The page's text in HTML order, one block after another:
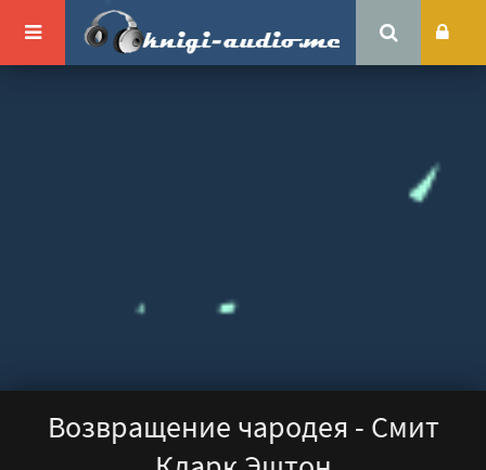
Возвращение чародея - Смит